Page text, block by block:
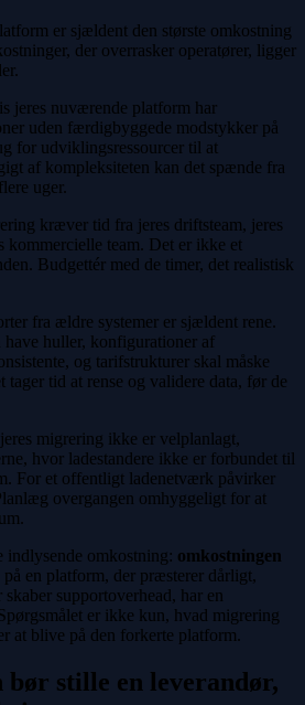
er sjældent den største omkostning
der overrasker operatører, ligger
jeres nuværende platform har
uden færdigbyggede modstykker på
for udviklingsressourcer til at
af kompleksiteten kan det spænde fra
uger.
kræver tid fra jeres driftsteam, jeres
kommercielle team. Det er ikke et
Budgettér med de timer, det realistisk
fra ældre systemer er sjældent rene.
have huller, konfigurationer af
og tarifstrukturer skal måske
tager tid at rense og validere data, før de
migrering ikke er velplanlagt,
hvor ladestandere ikke er forbundet til
For et offentligt ladenetværk påvirker
overgangen omhyggeligt for at
indlysende omkostning: omkostningen
en platform, der præsterer dårligt,
supportoverhead, har en
er ikke kun, hvad migrering
at blive på den forkerte platform.
bør stille en leverandør,